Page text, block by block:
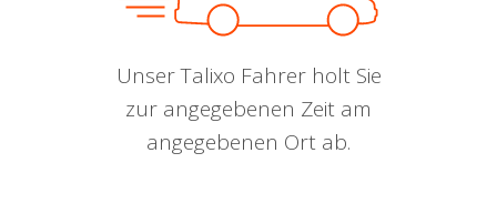
Unser Talixo Fahrer holt Sie
zur angegebenen Zeit am
angegebenen Ort ab.